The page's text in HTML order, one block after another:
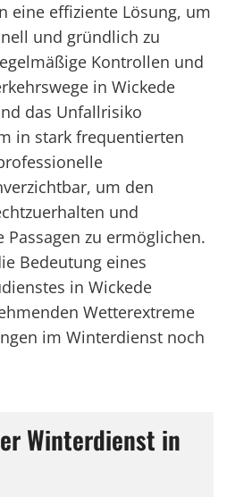
eine effiziente Lösung, um
und gründlich zu
Kontrollen und
in Wickede
das Unfallrisiko
in stark frequentierten
um den
und
Passagen zu ermöglichen.
Bedeutung eines
in Wickede
Wetterextreme
im Winterdienst noch
Winterdienst in